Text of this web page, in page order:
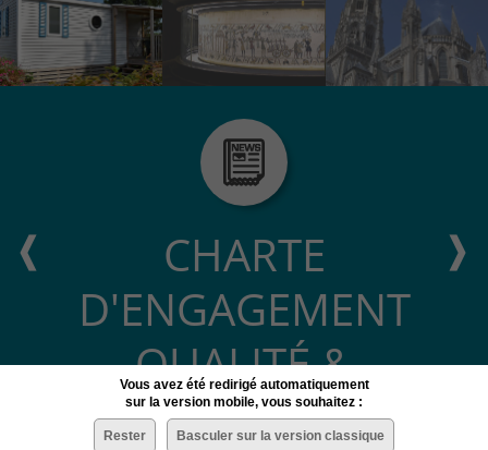
CHARTE
D'ENGAGEMENT
QUALITÉ &
ÉCORESPONSABLE
Vous avez été redirigé automatiquement
sur la version mobile, vous souhaitez :
Rester Basculer sur la version classique